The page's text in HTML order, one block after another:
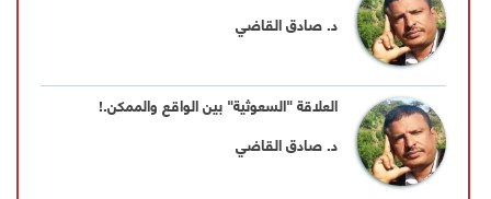
د. صادق القاضي
العلاقة "السعوثية" بين الواقع والممكن.!
د. صادق القاضي